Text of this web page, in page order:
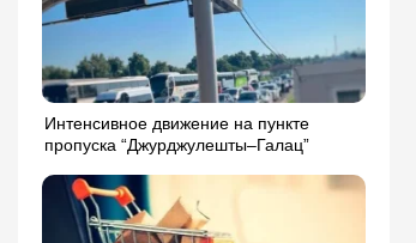
Интенсивное движение на пункте
пропуска “Джурджулешты–Галац”